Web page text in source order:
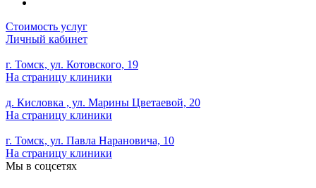
Стоимость услуг
Личный кабинет
г. Томск, ул. Котовского, 19
На страницу клиники
д. Кисловка , ул. Марины Цветаевой, 20
На страницу клиники
г. Томск, ул. Павла Нарановича, 10
На страницу клиники
Мы в соцсетях